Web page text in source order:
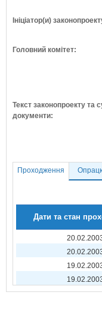
Ініціатор(и)
Головний комітет:
Текст законопроекту та
документи:
Проходження
Дати та стан